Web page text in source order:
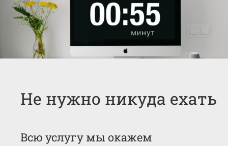
Не нужно никуда ехать
Всю услугу мы окажем